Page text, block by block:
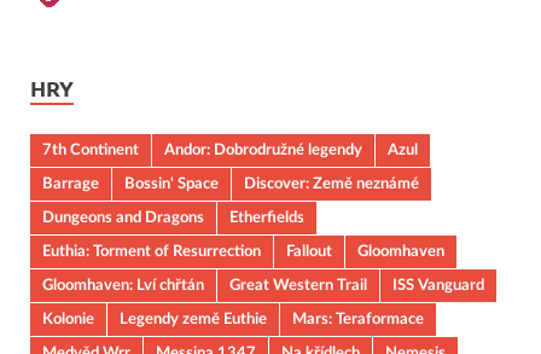
HRY
7th Continent Andor: Dobrodružné legendy
Azul
Barrage
Bossin' Space
Discover: Země neznámé
Dungeons and Dragons
Etherfields
Euthia: Torment of Resurrection
Fallout
Gloomhaven
Gloomhaven: Lví chřtán
Great Western Trail
ISS Vanguard
Kolonie
Legendy země Euthie
Mars: Teraformace